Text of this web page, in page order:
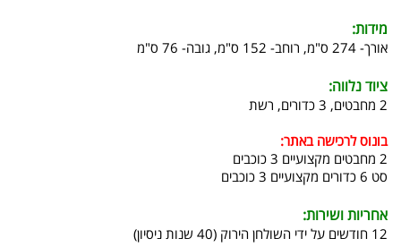
מידות:
אורך- 274 ס"מ, רוחב- 152 ס"מ, גובה- 76 ס"מ
ציוד נלווה:
2 מחבטים, 3 כדורים, רשת
בונוס לרכישה באתר:
2 מחבטים מקצועיים 3 כוכבים
סט 6 כדורים מקצועיים 3 כוכבים
אחריות ושירות:
12 חודשים על ידי השולחן הירוק (40 שנות ניסיון)